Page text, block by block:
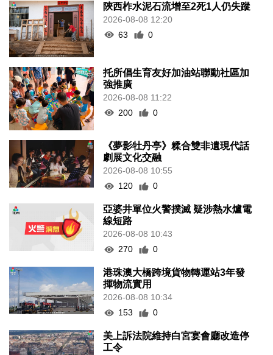
陝西柞水泥石流增至2死1人仍失蹤
2026-08-08 12:20
63
0
托所倡生育友好加油站聯動社區加
強推廣
2026-08-08 11:22
200
0
《夢影牡丹亭》糅合雙非遺現代話
劇展文化交融
2026-08-08 10:55
120
0
亞婆井單位火警撲滅 疑涉熱水爐電
線短路
2026-08-08 10:43
270
0
港珠澳大橋跨境貨物轉運站3年發
揮物流實用
2026-08-08 10:34
153
0
美上訴法院維持白宮宴會廳改造停
工令